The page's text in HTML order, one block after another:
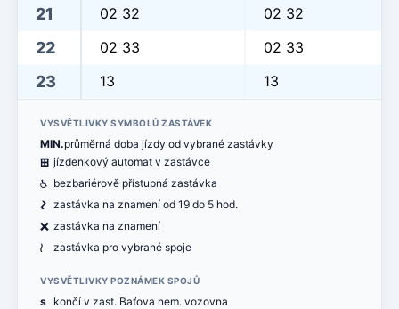
21 02 32 02 32
22 02 33 02 33
23 13 13
VYSVĚTLIVKY SYMBOLŮ ZASTÁVEK
MIN.průměrná doba jízdy od vybrané zastávky
æ jízdenkový automat v zastávce
@ bezbariérově přístupná zastávka
ó zastávka na znamení od 19 do 5 hod.
ë zastávka na znamení
< zastávka pro vybrané spoje
VYSVĚTLIVKY POZNÁMEK SPOJŮ
s končí v zast. Baťova nem.,vozovna